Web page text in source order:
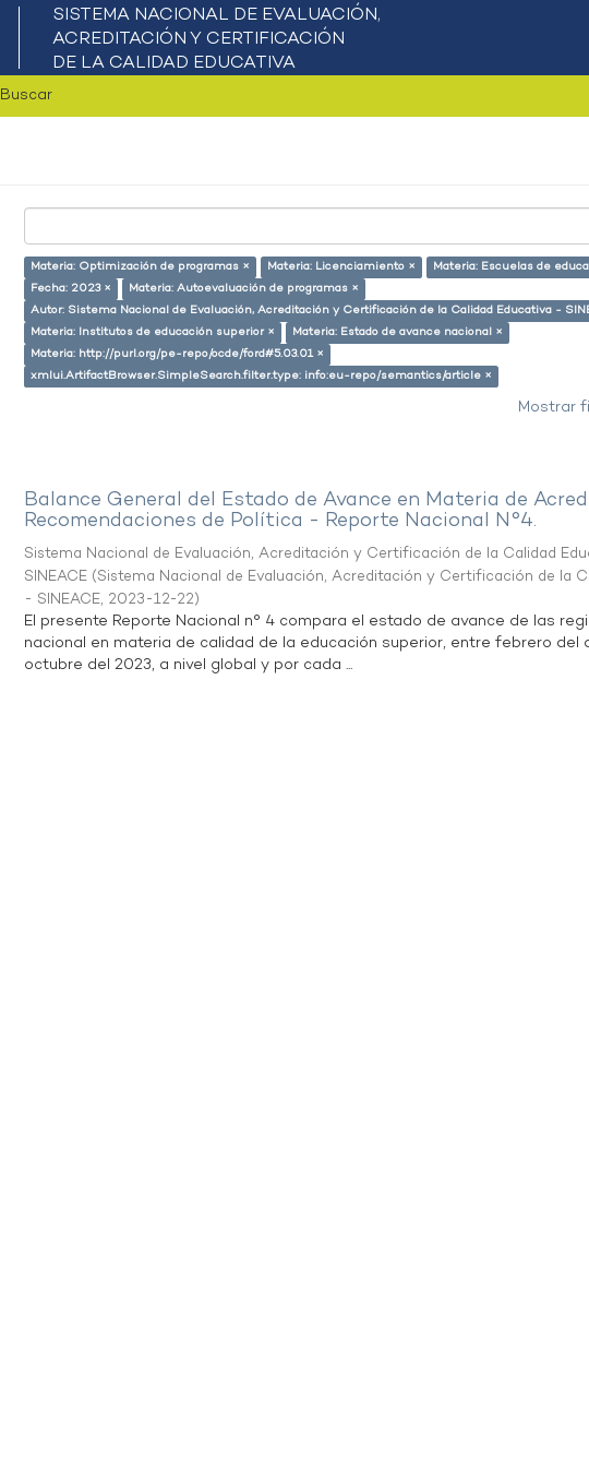
Buscar
Materia: Optimización de programas × Materia: Licenciamiento ×
Materia: Escuelas de
Fecha: 2023 ×
Materia: Autoevaluación de programas ×
Autor: Sistema Nacional de Evaluación, Acreditación y Certificación de la Calidad Educativa -
Materia: Institutos de educación superior ×
Materia: Estado de avance nacional ×
Materia: http://purl.org/pe-repo/ocde/ford#5.03.01 ×
xmlui.ArtifactBrowser.SimpleSearch.filter.type: info:eu-repo/semantics/article ×
Mostrar
Balance General del Estado de Avance en Materia de
Recomendaciones de Política - Reporte Nacional N°4.
Sistema Nacional de Evaluación, Acreditación y Certificación de la Calidad
SINEACE (Sistema Nacional de Evaluación, Acreditación y Certificación de la
- SINEACE, 2023-12-22)
El presente Reporte Nacional n° 4 compara el estado de avance de las
nacional en materia de calidad de la educación superior, entre febrero del
octubre del 2023, a nivel global y por cada ...